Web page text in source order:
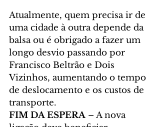
Atualmente, quem precisa ir de
uma cidade à outra depende da
balsa ou é obrigado a fazer um
longo desvio passando por
Francisco Beltrão e Dois
Vizinhos, aumentando o tempo
de deslocamento e os custos de
transporte.
FIM DA ESPERA – A nova